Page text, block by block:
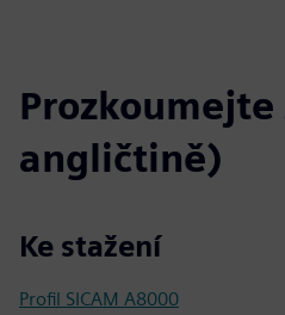
angličtině)
Ke stažení
Profil SICAM A8000